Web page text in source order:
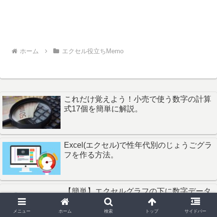
ホーム エクセル役立ちMemo
これだけ覚えよう！小売で使う数字の計算
式17個を簡単に解説。
Excel(エクセル)で性年代別のじょうごグラ
フを作る方法。
【簡単】エクセルグラフの下に数字データ
を表示する方法。
メニュー ホーム 検索 トップ サイドバー